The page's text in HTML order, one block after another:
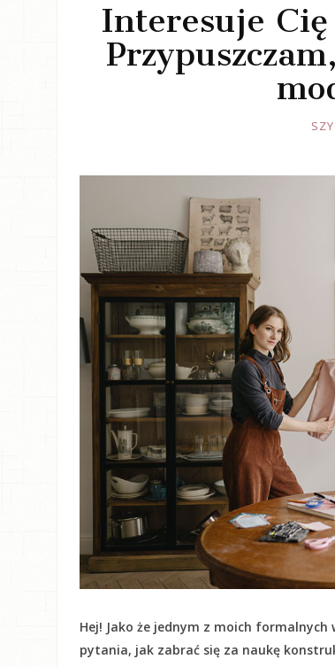
Interesuje
Hej! Jako że jednym z moich
pytania, jak zabrać się za naukę